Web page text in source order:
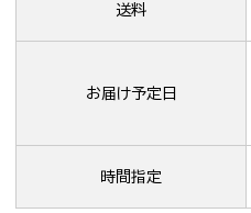
送料
お届け予定日
時間指定